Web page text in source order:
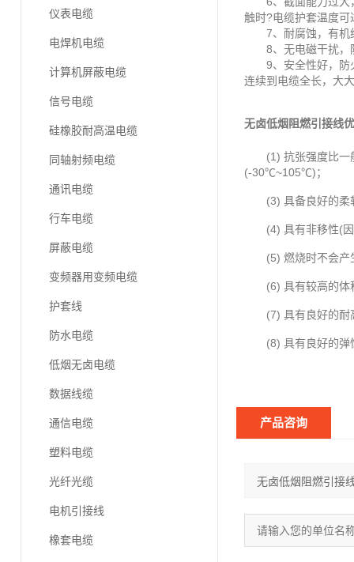
仪表电缆
电焊机电缆
计算机屏蔽电缆
信号电缆
硅橡胶耐高温电缆
同轴射频电缆
通讯电缆
行车电缆
屏蔽电缆
变频器用变频电缆
护套线
防水电缆
低烟无卤电缆
数据线缆
通信电缆
塑料电缆
光纤光缆
电机引接线
橡套电缆
触时?电缆护套温度
7、耐腐蚀，有机绝
8、无电磁干扰，防
9、安全性好，防火
连续到电缆全长，大
无卤低烟阻燃引接线
(1) 抗张强度比一般
(-30℃~105℃)；
(3) 具备良好的柔
(4) 具有非移性(因
(5) 燃烧时不会产
(6) 具有较高的体积
(7) 具有良好的耐高
(8) 具有良好的弹
产品咨询